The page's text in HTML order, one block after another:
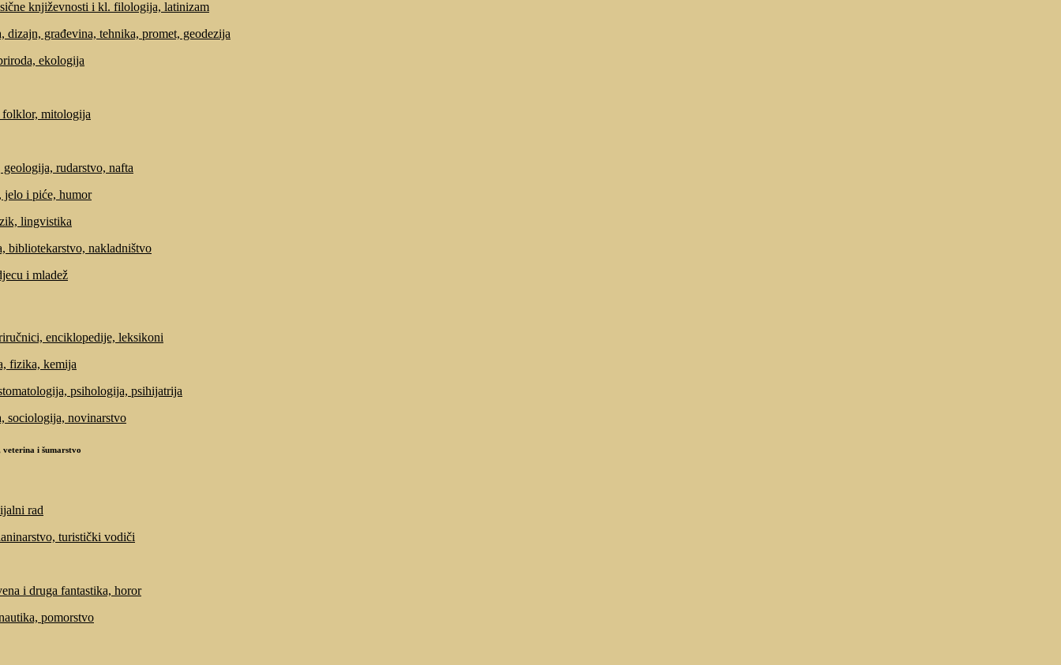
književnosti i kl. filologija, latinizam
dizajn, građevina, tehnika, promet, geodezija
ekologija
mitologija
rudarstvo, nafta
jelo i piće, humor
lingvistika
bibliotekarstvo, nakladništvo
i mladež
enciklopedije, leksikoni
fizika, kemija
psihologija, psihijatrija
sociologija, novinarstvo
i šumarstvo
rad
turistički vodiči
i druga fantastika, horor
pomorstvo